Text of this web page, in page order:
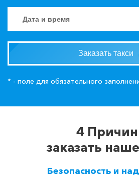
Заказать такси
* - поле для обязательного
4
заказать
Безопасность и